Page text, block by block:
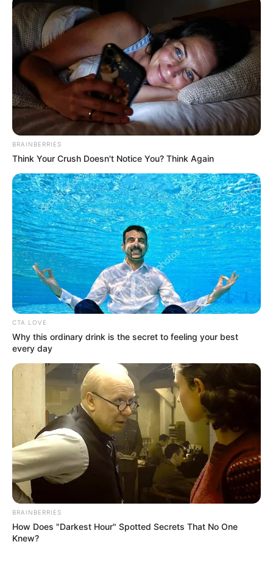
Hier werden dieschönsten Schlösservorgestellt.
schönsten Burgenzu sehen.
BRAINBERRIES
Think Your Crush Doesn't Notice You? Think Again
CTA LOVE
Why this ordinary drink is the secret to feeling your best
every day
BRAINBERRIES
How Does "Darkest Hour" Spotted Secrets That No One
Knew?